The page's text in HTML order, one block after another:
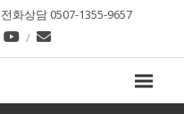
전화상담 0507-1355-9657